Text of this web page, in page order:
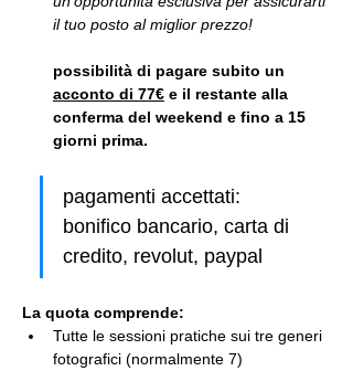
il tuo posto al miglior prezzo!
possibilità di pagare subito un
acconto di 77€ e il restante alla
conferma del weekend e fino a 15
giorni prima.
pagamenti accettati:
bonifico bancario, carta di
credito, revolut, paypal
La quota comprende:
Tutte le sessioni pratiche sui tre generi
fotografici (normalmente 7)